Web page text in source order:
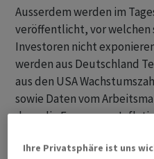
Ausserdem werden im
veröffentlicht, vor welchen
Investoren nicht
werden aus Deutschland
aus den USA
sowie Daten vom
dann die Eurozonen-
US-Arbeitsmarktbericht.
Ihre Privatsphäre ist uns